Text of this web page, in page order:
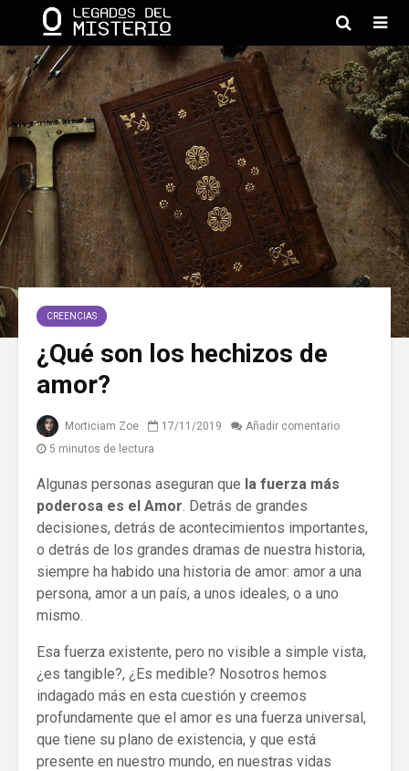
CREENCIAS
¿Qué son los hechizos de
amor?
Morticiam Zoe 17/11/2019
Añadir comentario
5 minutos de lectura
Algunas personas aseguran que la fuerza más
poderosa es el Amor . Detrás de grandes
decisiones, detrás de acontecimientos importantes,
o detrás de los grandes dramas de nuestra historia,
siempre ha habido una historia de amor: amor a una
persona, amor a un país, a unos ideales, o a uno
mismo.
Esa fuerza existente, pero no visible a simple vista,
¿es tangible?, ¿Es medible? Nosotros hemos
indagado más en esta cuestión y creemos
profundamente que el amor es una fuerza universal,
que tiene su plano de existencia, y que está
presente en nuestro mundo, en nuestras vidas